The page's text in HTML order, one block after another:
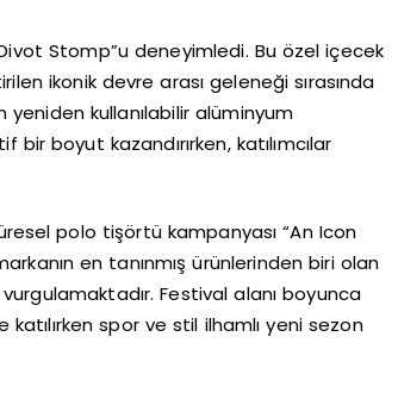
Divot Stomp”u deneyimledi. Bu özel içecek
ikonik devre arası geleneği sırasında
yeniden kullanılabilir alüminyum
boyut kazandırırken, katılımcılar
polo tişörtü kampanyası “An Icon
en tanınmış ürünlerinden biri olan
Festival alanı boyunca
spor ve stil ilhamlı yeni sezon